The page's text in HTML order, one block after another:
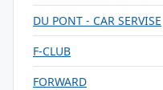
DU PONT - CAR SERVISE
F-CLUB
FORWARD